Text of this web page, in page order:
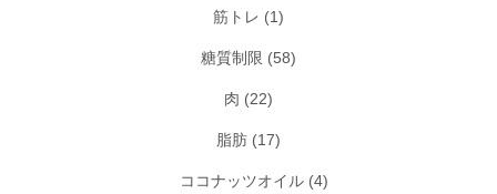
筋トレ (1)
糖質制限 (58)
肉 (22)
脂肪 (17)
ココナッツオイル (4)